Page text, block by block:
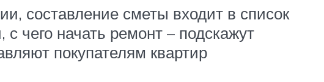
составление сметы входит в список
чего начать ремонт – подскажут
покупателям квартир